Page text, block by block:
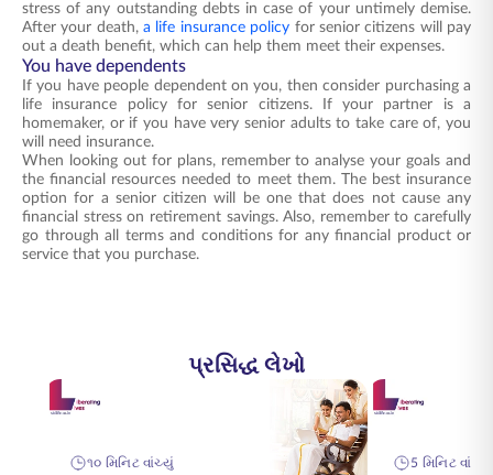
stress of any outstanding debts in case of your untimely demise.
After your death,a life insurance policy for senior citizens will pay
out a death benefit, which can help them meet their expenses.
You have dependents
If you have people dependent on you, then consider purchasing a
life insurance policy for senior citizens. If your partner is a
homemaker, or if you have very senior adults to take care of, you
will need insurance.
When looking out for plans, remember to analyse your goals and
the financial resources needed to meet them. The best insurance
option for a senior citizen will be one that does not cause any
financial stress on retirement savings. Also, remember to carefully
go through all terms and conditions for any financial product or
service that you purchase.
પ્રસિદ્ધ લેખો
૧૦ મિનિટ વાંચ્યું 5 મિનિટ વાંચ્યું